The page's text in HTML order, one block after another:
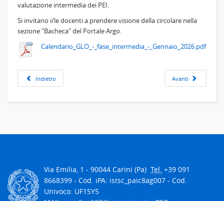
valutazione intermedia dei PEI.
Si invitano i/le docenti a prendere visione della circolare nella
sezione "Bacheca" del Portale Argo.
Calendario_GLO_-_fase_intermedia_-_Gennaio_2026.pdf
Indietro Avanti
Via Emilia, 1 - 90044 Carini (Pa) Tel. +39 091
8668399 - Cod. iPA: istsc_paic8ag007 - Cod.
Univoco: UF15Y5